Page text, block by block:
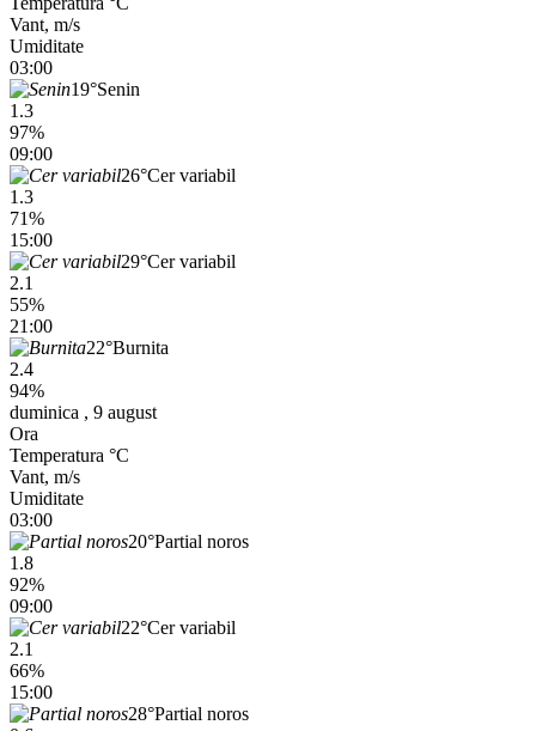
Vant, m/s
Umiditate
03:00
19°Senin
1.3
97%
09:00
26°Cer variabil
1.3
71%
15:00
29°Cer variabil
2.1
55%
21:00
22°Burnita
2.4
94%
duminica , 9 august
Ora
Temperatura °C
Vant, m/s
Umiditate
03:00
20°Partial noros
1.8
92%
09:00
22°Cer variabil
2.1
66%
15:00
28°Partial noros